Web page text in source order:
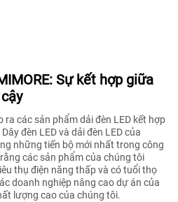
Sự kết hợp giữa
ra các sản phẩm dải đèn LED kết hợp
đèn LED và dải đèn LED của
những tiến bộ mới nhất trong công
các sản phẩm của chúng tôi
thụ điện năng thấp và có tuổi thọ
doanh nghiệp nâng cao dự án của
lượng cao của chúng tôi.